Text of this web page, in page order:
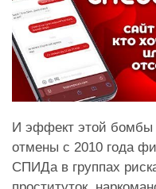
И эффект этой бомбы
отмены с 2010 года
СПИДа в группах